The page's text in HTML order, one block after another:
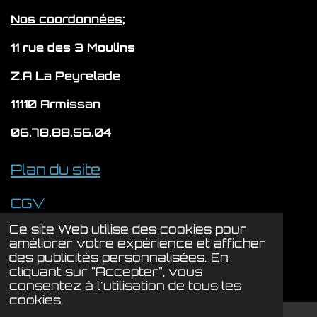
Ce site Web utilise des cookies pour
améliorer votre expérience et afficher
des publicités personnalisées. En
cliquant sur "Accepter", vous
consentez à l'utilisation de tous les
cookies.
m
Nos coordonnées;
11 rue des 3 Moulins
Z.A La Peyrelade
11110 Armissan
06.78.88.56.04
Plan du site
CGV
Politique de confidentialité
© 2024 - 2026 LYSION
Propulsé parWebador